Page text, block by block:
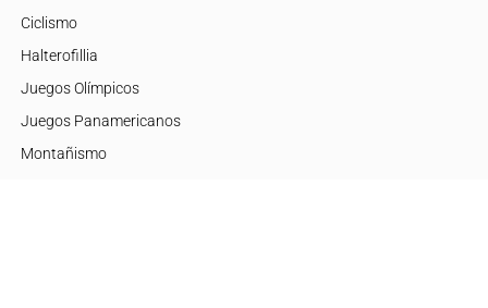
Ciclismo
Halterofillia
Juegos Olímpicos
Juegos Panamericanos
Montañismo